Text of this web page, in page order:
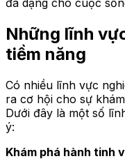
đa dạng cho cuộc
Những lĩnh
tiềm năng
Có nhiều lĩnh vực
ra cơ hội cho sự
Dưới đây là một số
ý:
Khám phá hành tinh